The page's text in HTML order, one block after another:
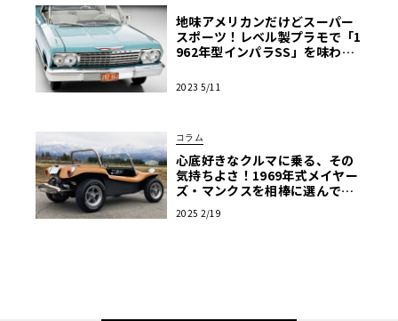
地味アメリカンだけどスーパー
スポーツ！レベル製プラモで「1
962年型インパラSS」を味わう
2023 5/11
コラム
心底好きなクルマに乗る、その
気持ちよさ！1969年式メイヤー
ズ・マンクスを相棒に選んで
回
2025 2/19